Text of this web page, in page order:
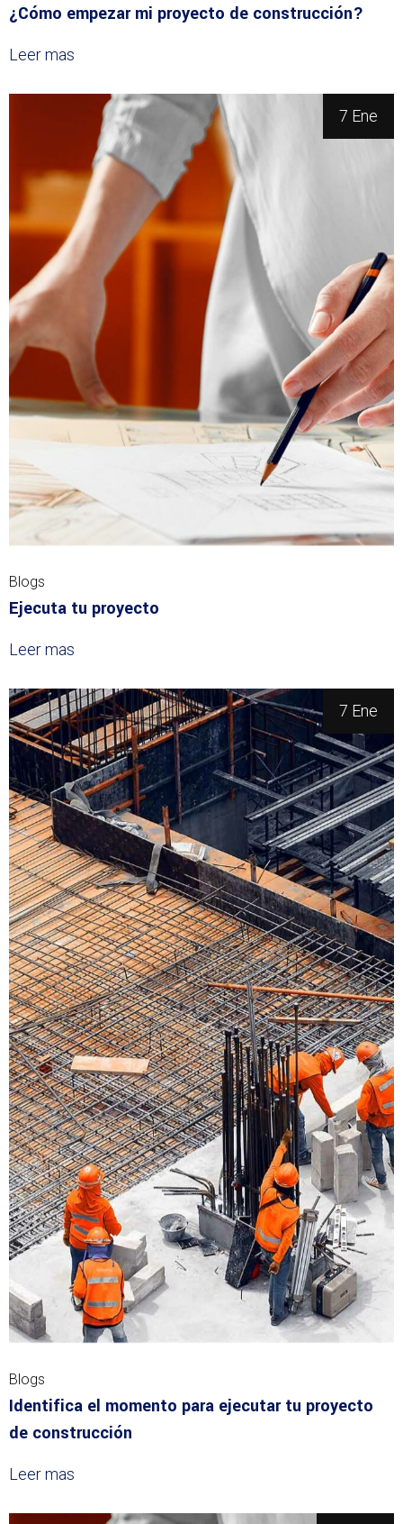
¿Cómo empezar mi proyecto de construcción?
Leer mas
7 Ene
Blogs
Ejecuta tu proyecto
Leer mas
7 Ene
Blogs
Identifica el momento para ejecutar tu proyecto
de construcción
Leer mas